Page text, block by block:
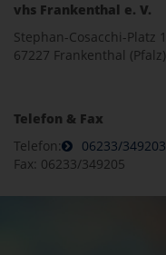
vhs Frankenthal e. V.
Stephan-Cosacchi-Platz 1
67227 Frankenthal (Pfalz)
Telefon & Fax
Telefon:
06233/349203
Fax: 06233/349205